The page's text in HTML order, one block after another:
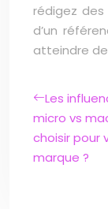
rédigez
d’un
atteindre
Les
micro vs
choisir pour
marque ?